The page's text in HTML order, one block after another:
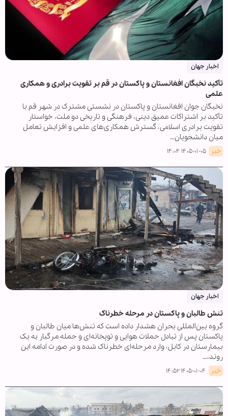
اخبار جهان
تأکید نخبگان افغانستان و پاکستان در قم بر تقویت برادری و همکاری
علمی
نخبگان جوان افغانستان و پاکستان در نشستی مشترک در شهر قم با
تأکید بر اشتراکات عمیق دینی، فرهنگی و تاریخی دو ملت، خواستار
تقویت برادری اسلامی، گسترش همکاری‌های علمی و افزایش تعامل
میان دانشجویان…
خبر ۱۴۰۵-۰۱-۰۵ ۱۴:۰۴
اخبار جهان
تنش طالبان و پاکستان در مرحله خطرناک
گروه بین‌المللی بحران هشدار داده است که تنش‌ها میان طالبان و
پاکستان پس از تبادل حملات هوایی و توپخانه‌ای و حمله مرگبار به یک
بیمارستان در کابل، وارد مرحله‌ای خطرناک شده و در صورت ادامه این
روند،…
خبر ۱۴۰۵-۰۱-۰۴ ۱۴:۵۲